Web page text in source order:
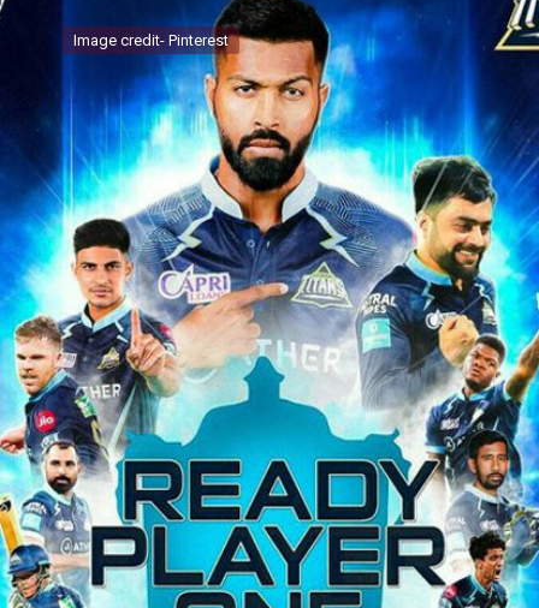
Image credit- Pinterest
Image credit- Pinterest